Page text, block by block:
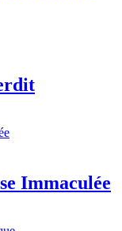
Immaculée